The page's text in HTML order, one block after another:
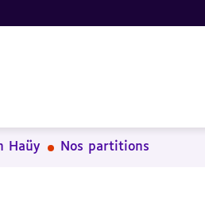
Haüy Nos partitions